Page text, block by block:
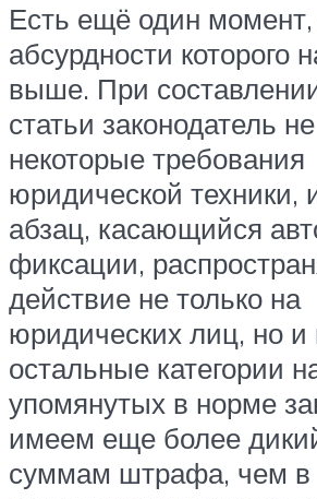
Есть ещё один момент,
абсурдности которого
выше. При
статьи законодатель
некоторые требования
юридической техники,
абзац, касающийся
фиксации,
действие не только на
юридических лиц, но и
остальные категории
упомянутых в норме
имеем еще более
суммам штрафа, чем в